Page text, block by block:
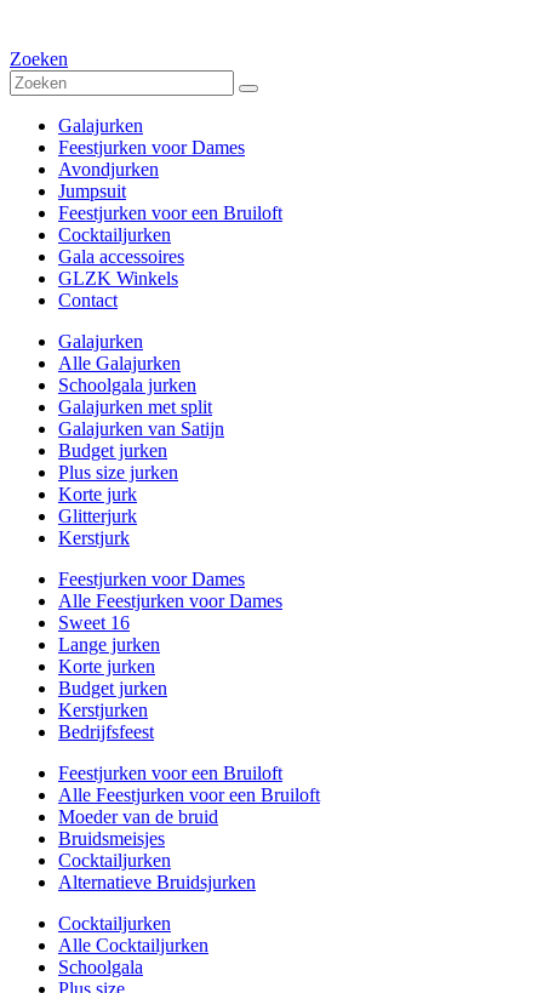
Zoeken
Galajurken
Feestjurken voor Dames
Avondjurken
Jumpsuit
Feestjurken voor een Bruiloft
Cocktailjurken
Gala accessoires
GLZK Winkels
Contact
Galajurken
Alle Galajurken
Schoolgala jurken
Galajurken met split
Galajurken van Satijn
Budget jurken
Plus size jurken
Korte jurk
Glitterjurk
Kerstjurk
Feestjurken voor Dames
Alle Feestjurken voor Dames
Sweet 16
Lange jurken
Korte jurken
Budget jurken
Kerstjurken
Bedrijfsfeest
Feestjurken voor een Bruiloft
Alle Feestjurken voor een Bruiloft
Moeder van de bruid
Bruidsmeisjes
Cocktailjurken
Alternatieve Bruidsjurken
Cocktailjurken
Alle Cocktailjurken
Schoolgala
Plus size